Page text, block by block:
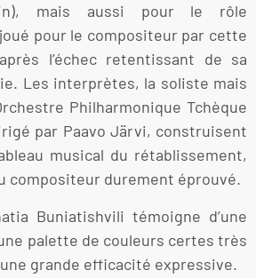
mais aussi pour le rôle
pour le compositeur par cette
l’échec retentissant de sa
Les interprètes, la soliste mais
Philharmonique Tchèque
par Paavo Järvi, construisent
musical du rétablissement,
compositeur durement éprouvé.
Buniatishvili témoigne d’une
palette de couleurs certes très
grande efficacité expressive.